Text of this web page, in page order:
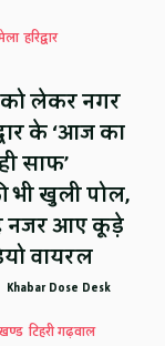
हरिद्वार
लेकर नगर
के ‘आज का
साफ’
भी खुली पोल,
नजर आए कूड़े
वायरल
Khabar Dose Desk
टिहरी गढ़वाल